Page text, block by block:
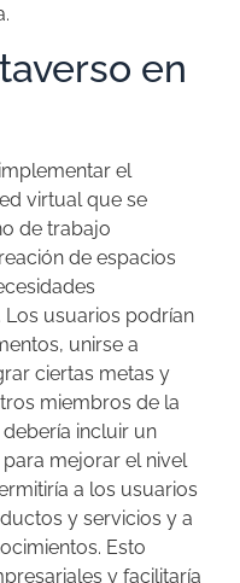
en
el
virtual que se
de trabajo
de espacios
usuarios podrían
unirse a
ciertas metas y
miembros de la
incluir un
mejorar el nivel
a los usuarios
y servicios y a
Esto
y facilitaría